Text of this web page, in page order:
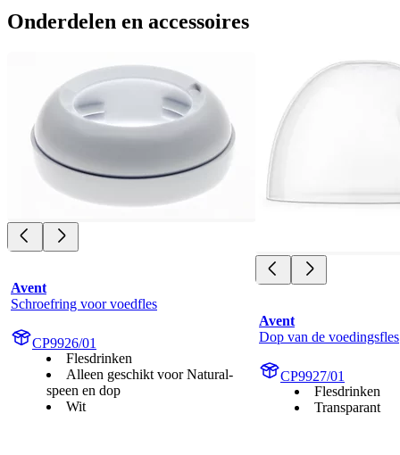
Onderdelen en accessoires
Avent
Schroefring voor voedfles
CP9926/01
Flesdrinken
Alleen geschikt voor Natural-
speen en dop
Wit
Avent
Dop van de voedingsfles
CP9927/01
Flesdrinken
Transparant